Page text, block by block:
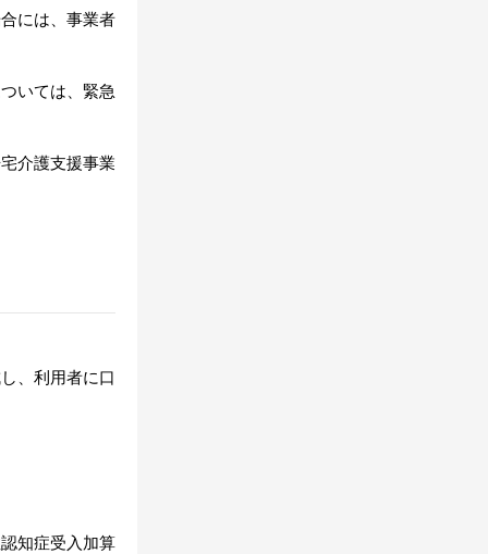
には、事業者
いては、緊急
介護支援事業
、利用者に口
知症受入加算